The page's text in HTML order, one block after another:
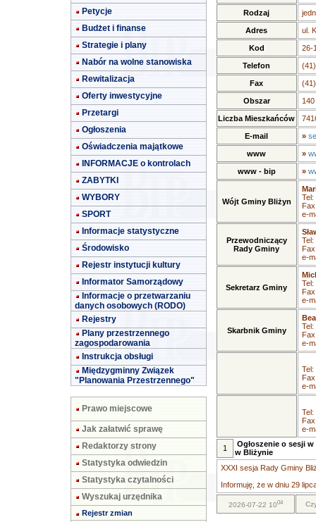
Petycje
Budżet i finanse
Strategie i plany
Nabór na wolne stanowiska
Rewitalizacja
Oferty inwestycyjne
Przetargi
Ogłoszenia
Oświadczenia majątkowe
INFORMACJE o kontrolach
ZABYTKI
WYBORY
SPORT
Informacje statystyczne
Środowisko
Rejestr instytucji kultury
Informator Samorządowy
Informacje o przetwarzaniu
danych osobowych (RODO)
Rejestry
Plany przestrzennego
zagospodarowania
Instrukcja obsługi
Międzygminny Związek
"Planowania Przestrzennego"
Prawo miejscowe
Jak załatwić sprawę
Redaktorzy strony
Statystyka odwiedzin
Statystyka czytalności
Wyszukaj urzędnika
Rejestr zmian
Rodzaj
Adres ul.
Kod 26-
Telefon
Fax
Obszar
Liczba Mieszkańców
E-mail »
www »
www - bip »
Wójt Gminy Bliżyn
Tel:
e-
Przewodniczący
Rady Gminy
Tel:
e-
Sekretarz Gminy
Tel:
e-
Skarbnik Gminy
Tel:
e-
Tel:
e-
Tel:
e-
1
Ogłoszenie o sesji
w Bliżynie
XXXI sesja Rady Gminy
Informuję, że w dniu 29
2026-07-22 1004